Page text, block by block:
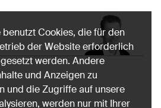
benutzt Cookies, die für den
der Website erforderlich
werden. Andere
und Anzeigen zu
und die Zugriffe auf unsere
werden nur mit Ihrer